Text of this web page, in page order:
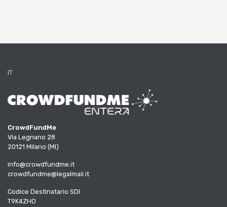
IT
CrowdFundMe
Via Legnano 28
20121 Milano (MI)
info@crowdfundme.it
crowdfundme@legalmail.it
Codice Destinatario SDI
T9K4ZHO